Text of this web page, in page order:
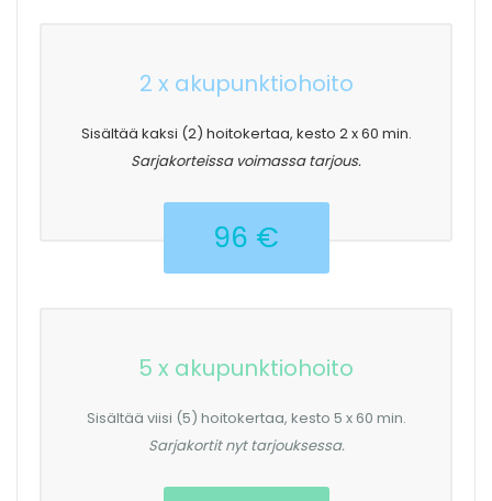
2 x akupunktiohoito
Sisältää kaksi (2) hoitokertaa, kesto 2 x 60 min.
Sarjakorteissa voimassa tarjous.
96 €
5 x akupunktiohoito
Sisältää viisi (5) hoitokertaa, kesto 5 x 60 min.
Sarjakortit nyt tarjouksessa.